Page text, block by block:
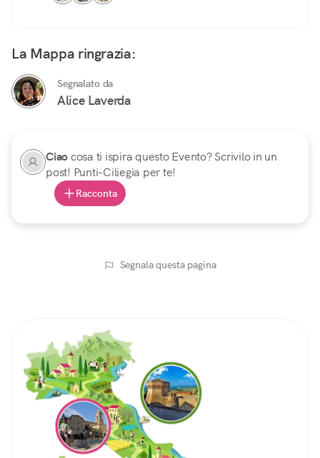
La Mappa ringrazia:
Segnalato da
Alice Laverda
Ciaocosa ti ispira questo Evento? Scrivilo in un
post! Punti-Ciliegia per te!
Racconta
Segnala questa pagina